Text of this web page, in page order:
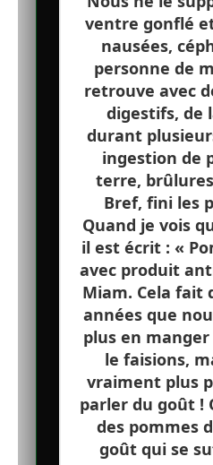
ventre gonflé
nausées,
personne de
retrouve avec
digestifs, de
durant
ingestion de
terre,
Bref, fini les
Quand je vois
il est écrit : «
avec produit
Miam. Cela fait
années que
plus en
le faisions,
vraiment plus
parler du goût !
des pommes
goût qui se